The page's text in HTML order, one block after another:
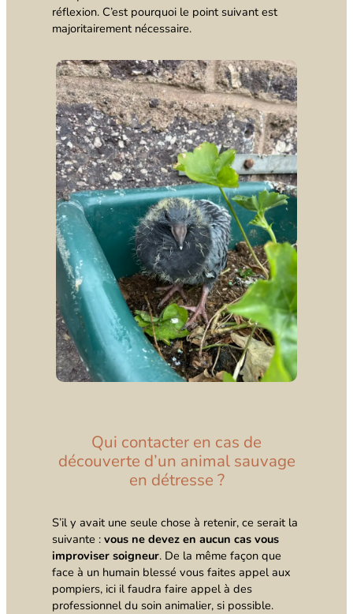
réflexion. C’est pourquoi le point suivant est
majoritairement nécessaire.
Qui contacter en cas de
découverte d’un animal sauvage
en détresse ?
S’il y avait une seule chose à retenir, ce serait la
suivante : vous ne devez en aucun cas vous
improviser soigneur. De la même façon que
face à un humain blessé vous faites appel aux
pompiers, ici il faudra faire appel à des
professionnel du soin animalier, si possible.